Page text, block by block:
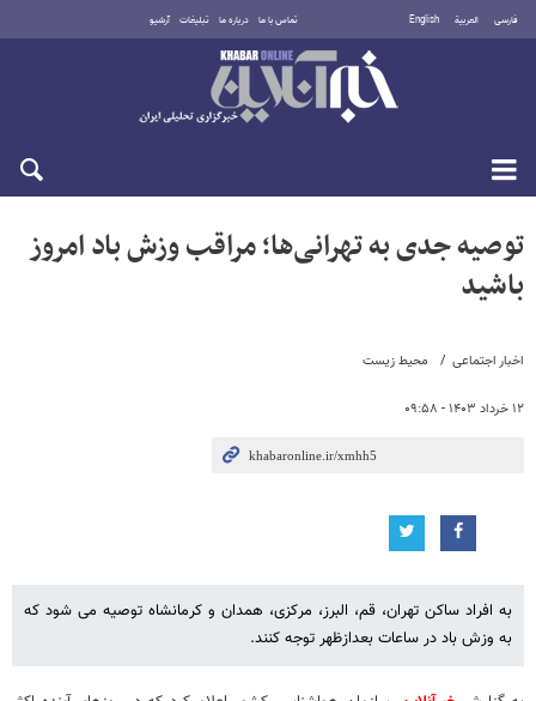
فارسی العربية English تماس با ما درباره ما تبلیغات آرشیو
جمعه ۱۶ مرداد ۱۴۰۵
اخبار اجتماعی محیط زیست
۱۲ خرداد ۱۴۰۳ - ۰۹:۵۸
توصیه جدی به تهرانی‌ها؛ مراقب وزش باد امروز
باشید
به افراد ساکن تهران، قم، البرز، مرکزی، همدان و کرمانشاه توصیه می‌ شود که
به وزش باد در ساعات بعدازظهر توجه کنند.